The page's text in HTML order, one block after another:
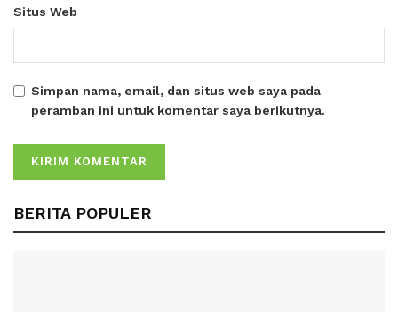
Situs Web
Simpan nama, email, dan situs web saya pada
peramban ini untuk komentar saya berikutnya.
BERITA POPULER